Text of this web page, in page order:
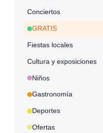
Conciertos
GRATIS
Fiestas locales
Cultura y exposiciones
Niños
Gastronomía
Deportes
Ofertas